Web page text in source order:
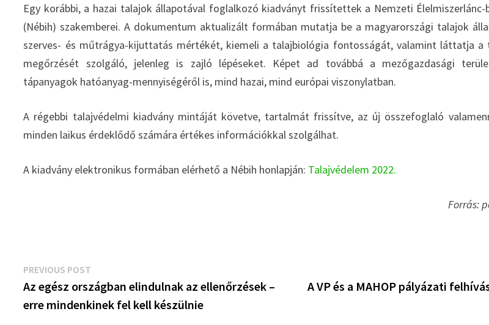
Egy korábbi, a hazai talajok állapotával foglalkozó kiadványt frissítettek a Nemzeti
(Nébih) szakemberei. A dokumentum aktualizált formában mutatja be a magyarországi talajok
szerves- és műtrágya-kijuttatás mértékét, kiemeli a talajbiológia fontosságát, valamint láttatja a
megőrzését szolgáló, jelenleg is zajló lépéseket. Képet ad továbbá a mezőgazdasági
tápanyagok hatóanyag-mennyiségéről is, mind hazai, mind európai viszonylatban.
A régebbi talajvédelmi kiadvány mintáját követve, tartalmát frissítve, az új összefoglaló
minden laikus érdeklődő számára értékes információkkal szolgálhat.
A kiadvány elektronikus formában elérhető a Nébih honlapján: Talajvédelem 2022.
Forrás:
Bejegyzés
navigáció
PREVIOUS POST
post:
Az egész országban elindulnak az ellenőrzések –
erre mindenkinek fel kell készülnie
A VP és a MAHOP pályázati